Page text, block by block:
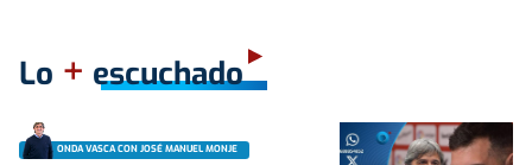
Lo + escuchado
ONDA VASCA CON JOSÉ MANUEL MONJE